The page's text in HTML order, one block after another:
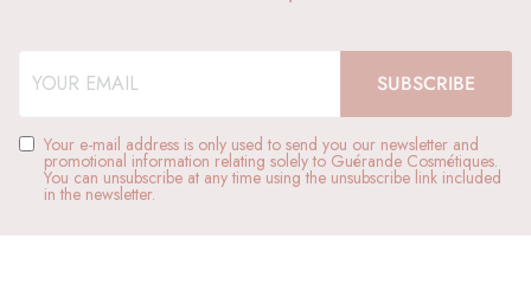
Your e-mail address is only used to send you our newsletter and
promotional information relating solely to Guérande Cosmétiques.
You can unsubscribe at any time using the unsubscribe link included
in the newsletter.